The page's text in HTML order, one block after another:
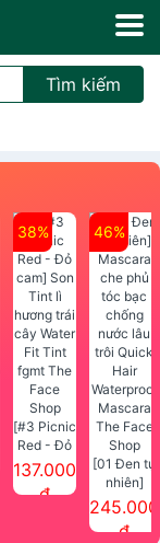
Tìm kiếm
38%
[#3 Picnic
Red - Đỏ
cam] Son
137.000
đ
46%
[01 Đen tự
nhiên]
Mascara
che phủ
245.000
đ